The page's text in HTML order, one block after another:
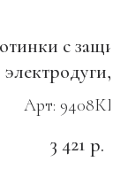
с
электродуги,
Нитрил с КП
Арт:
3 421 р.